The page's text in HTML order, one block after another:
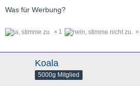
Was für Werbung?
1
Koala
5000g Mitglied